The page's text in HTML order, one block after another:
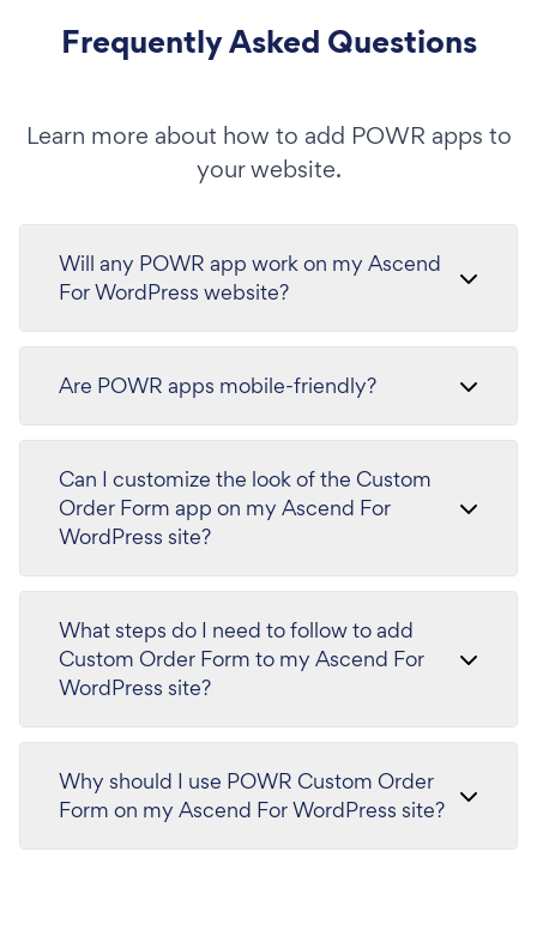
Frequently Asked Questions
Learn more about how to add POWR apps to
your website.
Will any POWR app work on my Ascend
For WordPress website?
Are POWR apps mobile-friendly?
Can I customize the look of the Custom
Order Form app on my Ascend For
WordPress site?
What steps do I need to follow to add
Custom Order Form to my Ascend For
WordPress site?
Why should I use POWR Custom Order
Form on my Ascend For WordPress site?